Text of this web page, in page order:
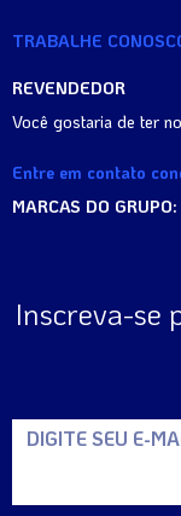
TRABALHE
REVENDEDOR
Você gostaria de ter
Entre em contato
MARCAS DO GRUPO:
Inscreva-se